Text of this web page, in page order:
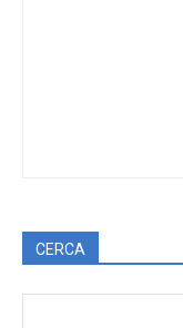
CERCA